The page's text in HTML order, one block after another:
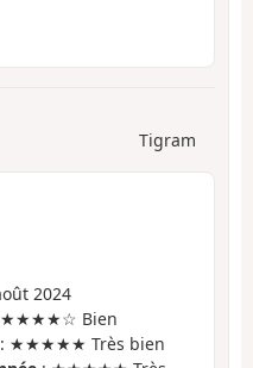
Tigram
2024
★★★★☆ Bien
: ★★★★★ Très bien